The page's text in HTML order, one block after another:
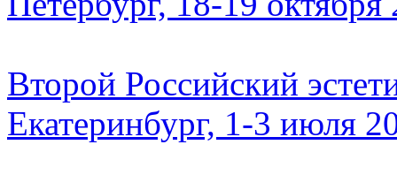
Второй Российский
Екатеринбург, 1-3 июля